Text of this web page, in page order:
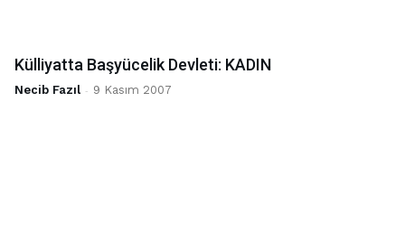
Külliyatta Başyücelik Devleti: KADIN
Necib Fazıl - 9 Kasım 2007